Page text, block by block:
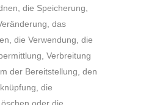
die Speicherung,
das
die Verwendung, die
Verbreitung
der Bereitstellung, den
die